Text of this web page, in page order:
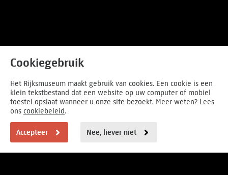
Cookiegebruik
Het Rijksmuseum maakt gebruik van cookies. Een cookie is een
klein tekstbestand dat een website op uw computer of mobiel
toestel opslaat wanneer u onze site bezoekt. Meer weten? Lees
ons cookiebeleid.
Accepteer Nee, liever niet